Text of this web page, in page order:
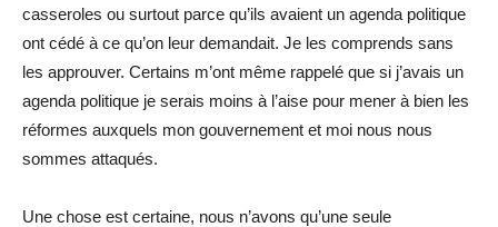
casseroles ou surtout parce qu’ils avaient un agenda politique
ont cédé à ce qu’on leur demandait. Je les comprends sans
les approuver. Certains m’ont même rappelé que si j’avais un
agenda politique je serais moins à l’aise pour mener à bien les
réformes auxquels mon gouvernement et moi nous nous
sommes attaqués.
Une chose est certaine, nous n’avons qu’une seule